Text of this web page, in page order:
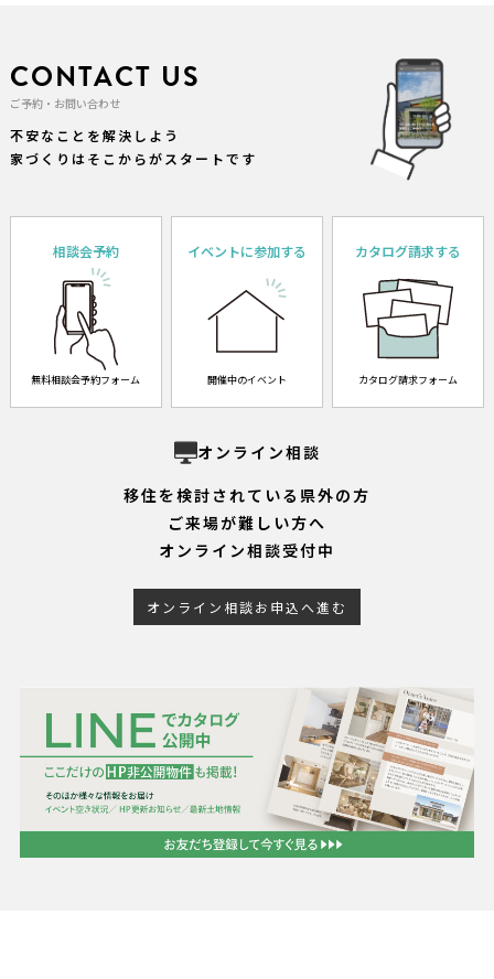
CONTACT US
ご予約・お問い合わせ
不安なことを解決しよう
家づくりはそこからがスタートです
相談会予約
無料相談会予約フォーム
イベントに参加する
開催中のイベント
カタログ請求する
カタログ請求フォーム
オンライン相談
移住を検討されている県外の方
ご来場が難しい方へ
オンライン相談受付中
オンライン相談お申込へ進む